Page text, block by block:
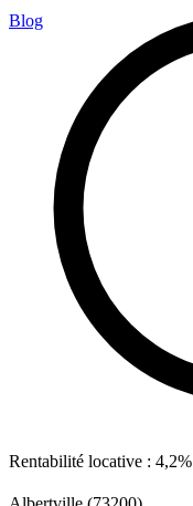
Blog
Rentabilité locative : 4,2%